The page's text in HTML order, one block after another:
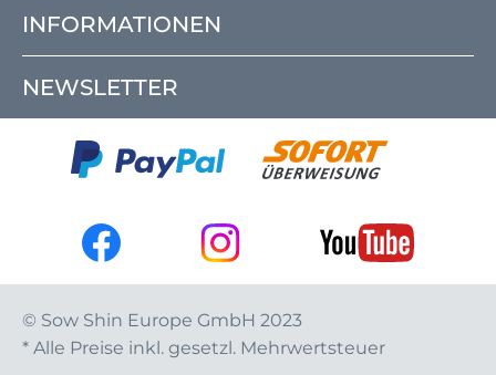
INFORMATIONEN
NEWSLETTER
© Sow Shin Europe GmbH 2023
* Alle Preise inkl. gesetzl. Mehrwertsteuer